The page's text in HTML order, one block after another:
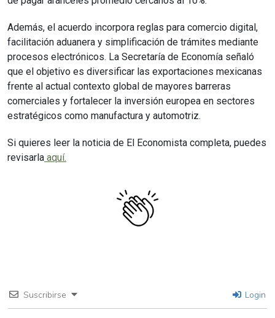
Además, el acuerdo incorpora reglas para comercio digital,
facilitación aduanera y simplificación de trámites mediante
procesos electrónicos. La Secretaría de Economía señaló
que el objetivo es diversificar las exportaciones mexicanas
frente al actual contexto global de mayores barreras
comerciales y fortalecer la inversión europea en sectores
estratégicos como manufactura y automotriz.
Si quieres leer la noticia de El Economista completa, puedes
revisarla aquí.
Suscribirse Login